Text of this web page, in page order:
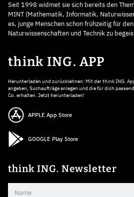
Seit 1998 widmet sie sich bereits den
MINT (Mathematik, Informatik,
es, junge Menschen schon frühzeitig für
Naturwissenschaften und Technik zu
think ING. APP
Herunterladen und zurücklehnen: Mit der think ING.
angeben, Suchaufträge anlegen und die für dich
Co. erhalten. Jetzt herunterladen!
APPLE App Store
GOOGLE Play Store
think ING. Newsletter